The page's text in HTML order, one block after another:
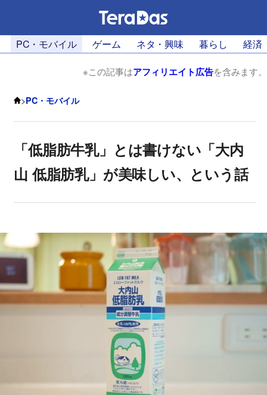
PC・モバイル ゲーム ネタ・興味 暮らし 経済
※この記事はアフィリエイト広告を含みます。
>PC・モバイル
「低脂肪牛乳」とは書けない「大内
山 低脂肪乳」が美味しい、という話